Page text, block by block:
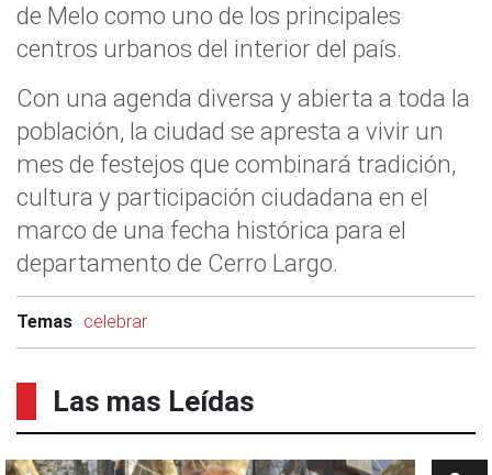
de Melo como uno de los principales
centros urbanos del interior del país.
Con una agenda diversa y abierta a toda la
población, la ciudad se apresta a vivir un
mes de festejos que combinará tradición,
cultura y participación ciudadana en el
marco de una fecha histórica para el
departamento de Cerro Largo.
Temas celebrar
Las mas Leídas